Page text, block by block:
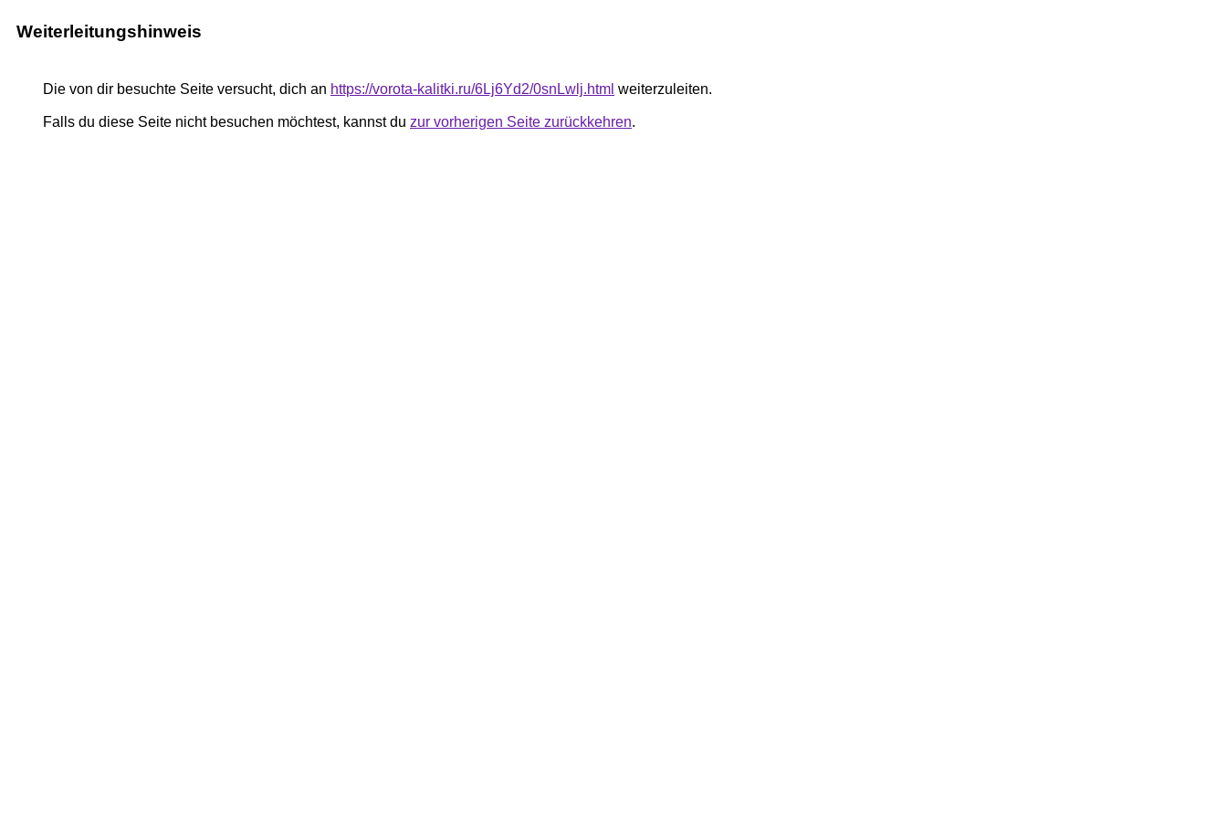
Weiterleitungshinweis
Die von dir besuchte Seite versucht, dich an https://vorota-kalitki.ru/6Lj6Yd2/0snLwlj.html weiterzuleiten.
Falls du diese Seite nicht besuchen möchtest, kannst du zur vorherigen Seite zurückkehren.